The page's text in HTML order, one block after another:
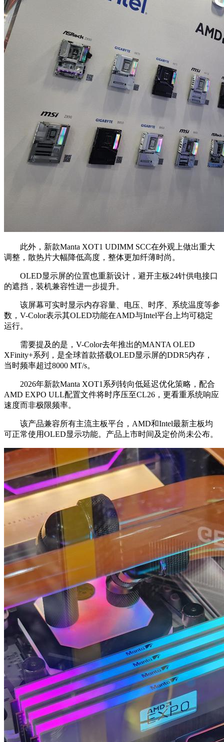
此外，新款Manta XOT1 UDIMM SCC在外观上做出重大
调整，散热片大幅降低高度，整体更加纤薄时尚。
OLED显示屏的位置也重新设计，避开主板24针供电接口
的遮挡，装机兼容性进一步提升。
该屏幕可实时显示内存容量、电压、时序、系统温度等参
数，V-Color表示其OLED功能在AMD与Intel平台上均可稳定
运行。
需要提及的是，V-Color去年推出的MANTA OLED
XFinity+系列，是全球首款搭载OLED显示屏的DDR5内存，
当时频率超过8000 MT/s。
2026年新款Manta XOT1系列转向低延迟优化策略，配合
AMD EXPO ULL配置文件将时序压至CL26，更看重系统响应
速度而非极限频率。
该产品兼容所有主流主板平台，AMD和Intel最新主板均
可正常使用OLED显示功能。产品上市时间及定价尚未公布。